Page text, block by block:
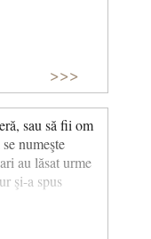
>>>
sau să fii om
numeşte
au lăsat urme
şi-a spus